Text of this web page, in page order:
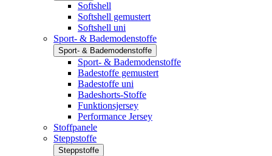
Softshell
Softshell gemustert
Softshell uni
Sport- & Bademodenstoffe
Sport- & Bademodenstoffe
Sport- & Bademodenstoffe
Badestoffe gemustert
Badestoffe uni
Badeshorts-Stoffe
Funktionsjersey
Performance Jersey
Stoffpanele
Steppstoffe
Steppstoffe